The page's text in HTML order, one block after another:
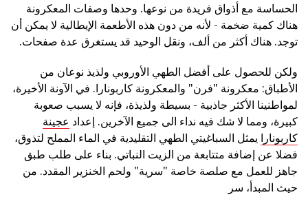
الحساسة مع أذواق فريدة من نوعها. وحدها وصفات المعكرونة
هناك كمية ضخمة - لأنه من دون هذه الأطعمة الإيطالية لا يمكن أن
توجد. هناك أكثر من ألف، ونقل الوحيد قد يستغرق عدة صفحات.
ولكن للحصول على أفضل الطهي الأوروبي ولذيذ نوعان من
الأطباق: معكرونة "فرن" والمعكرونة كاربونارا. في الآونة الأخيرة،
لمواطنينا الأكثر جاذبية - بسيطة ولذيذة، فإنه لا يسبب صعوبة
كبيرة، ومما لا شك فيه نداء الى جميع الآخرين. إعداد عجينة
كاربونارا يمثل السباغيتي الطهي التقليدية في الماء المملح لتذوق،
فضلا عن إضافة متتابعة من الزيت النباتي. بناء على طلب طبق
جاهز للعمل مع صلصة خاصة "سرية" ولحم الخنزير المقدد. من
حيث المبدأ، سر